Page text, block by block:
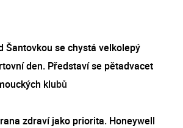
Šantovkou se chystá velkolepý
den. Představí se pětadvacet
klubů
zdraví jako priorita. Honeywell